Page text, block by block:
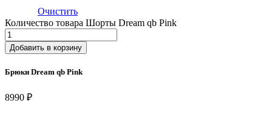
Очистить
Количество товара Шорты Dream qb Pink
Добавить в корзину
Брюки Dream qb Pink
8990 ₽